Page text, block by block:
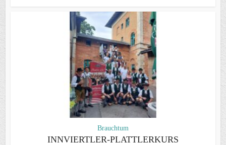
Brauchtum
INNVIERTLER-PLATTLERKURS